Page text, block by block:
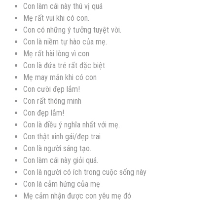
Con làm cái này thú vị quá
Mẹ rất vui khi có con.
Con có những ý tưởng tuyệt vời.
Con là niềm tự hào của mẹ.
Mẹ rất hài lòng vì con
Con là đứa trẻ rất đặc biệt
Mẹ may mắn khi có con
Con cười đẹp lắm!
Con rất thông minh
Con đẹp lắm!
Con là điều ý nghĩa nhất với mẹ.
Con thật xinh gái/đẹp trai
Con là người sáng tạo.
Con làm cái này giỏi quá.
Con là người có ích trong cuộc sống này
Con là cảm hứng của mẹ
Mẹ cảm nhận được con yêu mẹ đó